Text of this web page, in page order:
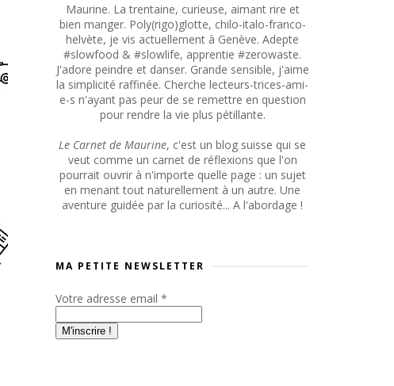
Maurine. La trentaine, curieuse, aimant rire et
bien manger. Poly(rigo)glotte, chilo-italo-franco-
helvète, je vis actuellement à Genève. Adepte
#slowfood & #slowlife, apprentie #zerowaste.
J'adore peindre et danser. Grande sensible, j'aime
la simplicité raffinée. Cherche lecteurs-trices-ami-
e-s n'ayant pas peur de se remettre en question
pour rendre la vie plus pétillante.
Le Carnet de Maurine, c'est un blog suisse qui se
veut comme un carnet de réflexions que l'on
pourrait ouvrir à n'importe quelle page : un sujet
en menant tout naturellement à un autre. Une
aventure guidée par la curiosité... A l'abordage !
MA PETITE NEWSLETTER
Votre adresse email *